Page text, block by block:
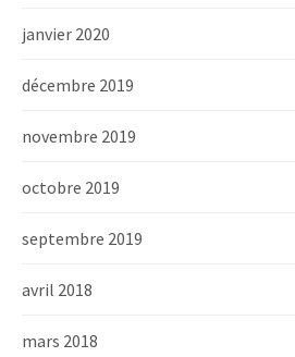
janvier 2020
décembre 2019
novembre 2019
octobre 2019
septembre 2019
avril 2018
mars 2018